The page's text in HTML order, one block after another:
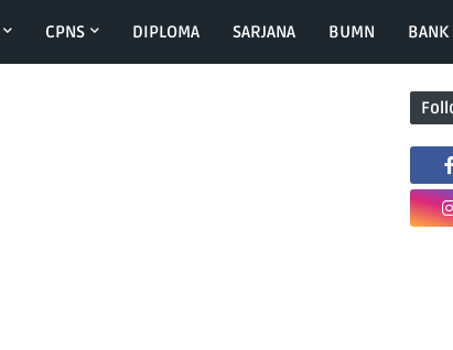
CPNS DIPLOMA SARJANA BUMN BANK